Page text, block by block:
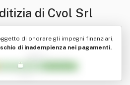
di Cvol Srl
di onorare gli impegni finanziari,
di inadempienza nei pagamenti.